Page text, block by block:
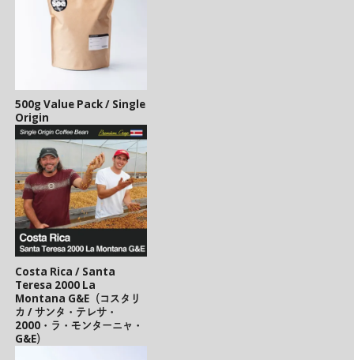
500g Value Pack / Single
Origin
Costa Rica / Santa
Teresa 2000 La
Montana G&E（コスタリ
カ / サンタ・テレサ・
2000・ラ・モンターニャ・
G&E）